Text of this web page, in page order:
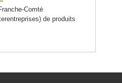
Comté
de produits